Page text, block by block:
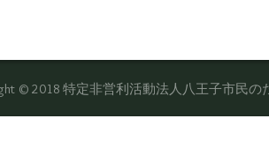
© 2018 特定非営利活動法人八王子市民